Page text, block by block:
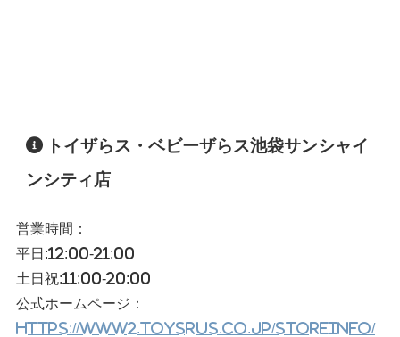
トイザらス・ベビーザらス池袋サンシャイ
ンシティ店
営業時間：
平日:12:00-21:00
土日祝:11:00-20:00
公式ホームページ：
https://www2.toysrus.co.jp/storeinfo/